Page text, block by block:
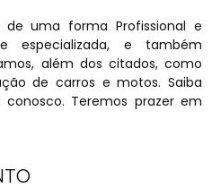
de uma forma Profissional e
especializada, e também
além dos citados, como
de carros e motos. Saiba
Teremos prazer em